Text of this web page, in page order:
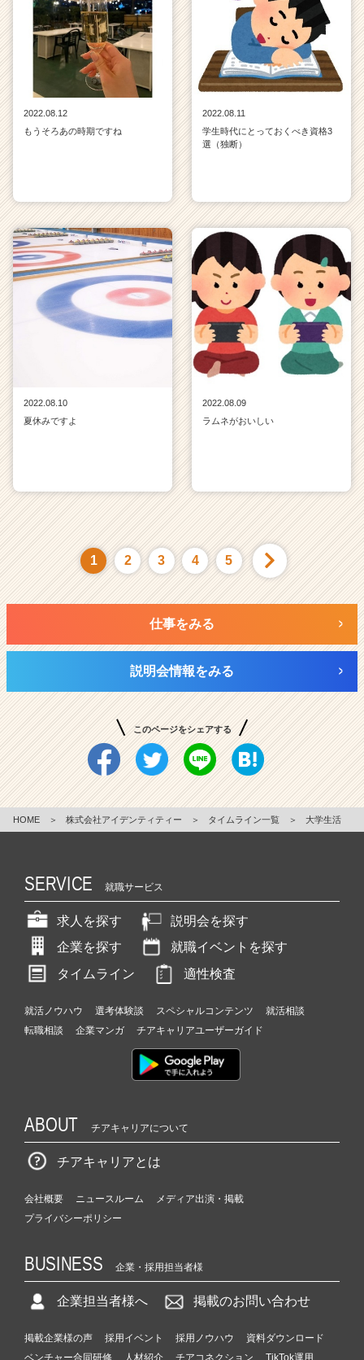
2022.08.12
もうそろあの時期ですね
2022.08.11
学生時代にとっておくべき資格3
選（独断）
2022.08.10
夏休みですよ
2022.08.09
ラムネがおいしい
1 2 3 4 5
仕事をみる
説明会情報をみる
このページをシェアする
HOME ＞ 株式会社アイデンティティー ＞ タイムライン一覧 ＞ 大学生活
SERVICE 就職サービス
求人を探す
説明会を探す
企業を探す
就職イベントを探す
タイムライン
適性検査
就活ノウハウ 選考体験談 スペシャルコンテンツ
就活相談
転職相談
企業マンガ チアキャリアユーザーガイド
ABOUT チアキャリアについて
チアキャリアとは
会社概要 ニュースルーム
メディア出演・掲載
プライバシーポリシー
BUSINESS 企業・採用担当者様
企業担当者様へ 掲載のお問い合わせ
掲載企業様の声 採用イベント 採用ノウハウ
資料ダウンロード
ベンチャー合同研修
人材紹介 チアコネクション TikTok運用